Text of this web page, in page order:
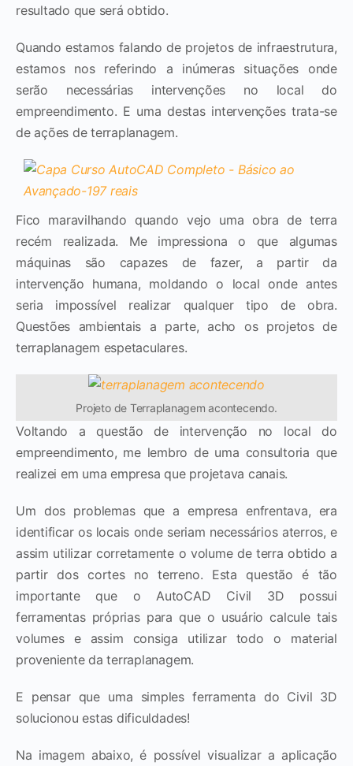
resultado que será obtido.
Quando estamos falando de projetos de infraestrutura,
estamos nos referindo a inúmeras situações onde
serão necessárias intervenções no local do
empreendimento. E uma destas intervenções trata-se
de ações de terraplanagem.
Fico maravilhando quando vejo uma obra de terra
recém realizada. Me impressiona o que algumas
máquinas são capazes de fazer, a partir da
intervenção humana, moldando o local onde antes
seria impossível realizar qualquer tipo de obra.
Questões ambientais a parte, acho os projetos de
terraplanagem espetaculares.
Projeto de Terraplanagem acontecendo.
Voltando a questão de intervenção no local do
empreendimento, me lembro de uma consultoria que
realizei em uma empresa que projetava canais.
Um dos problemas que a empresa enfrentava, era
identificar os locais onde seriam necessários aterros, e
assim utilizar corretamente o volume de terra obtido a
partir dos cortes no terreno. Esta questão é tão
importante que o AutoCAD Civil 3D possui
ferramentas próprias para que o usuário calcule tais
volumes e assim consiga utilizar todo o material
proveniente da terraplanagem.
E pensar que uma simples ferramenta do Civil 3D
solucionou estas dificuldades!
Na imagem abaixo, é possível visualizar a aplicação